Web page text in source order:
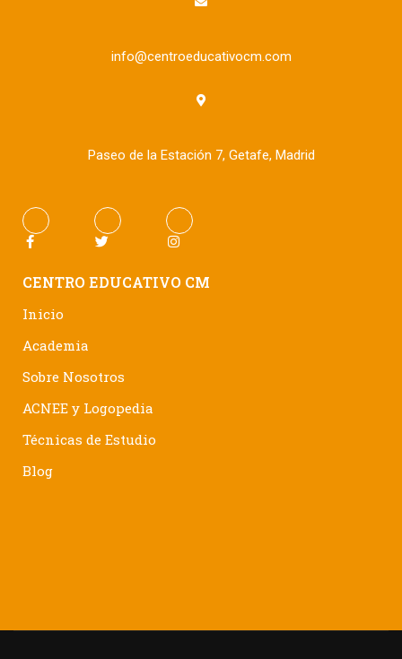
info@centroeducativocm.com
Paseo de la Estación 7, Getafe, Madrid
CENTRO EDUCATIVO CM
Inicio
Academia
Sobre Nosotros
ACNEE y Logopedia
Técnicas de Estudio
Blog